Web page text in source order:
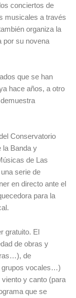
conciertos de
musicales a través
organiza la
por su novena
que se han
hace años, a otro
Conservatorio
la Banda y
de Las
serie de
en directo ante el
para la
gratuito. El
de obras y
de
grupos vocales…)
y canto (para
que se